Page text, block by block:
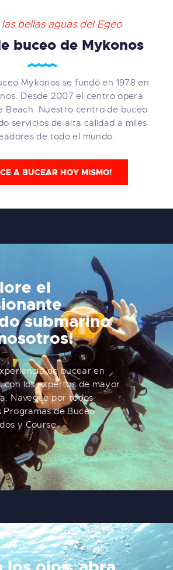
bellas aguas del Egeo
buceo de Mykonos
Mykonos se fundó en 1978 en
Desde 2007 el centro opera
Beach. Nuestro centro de buceo
servicios de alta calidad a miles
de todo el mundo.
A BUCEAR HOY MISMO!
el
submarino
de bucear en
con los expertos de mayor
Navegue por todos
Programas de Buceo
y Course.